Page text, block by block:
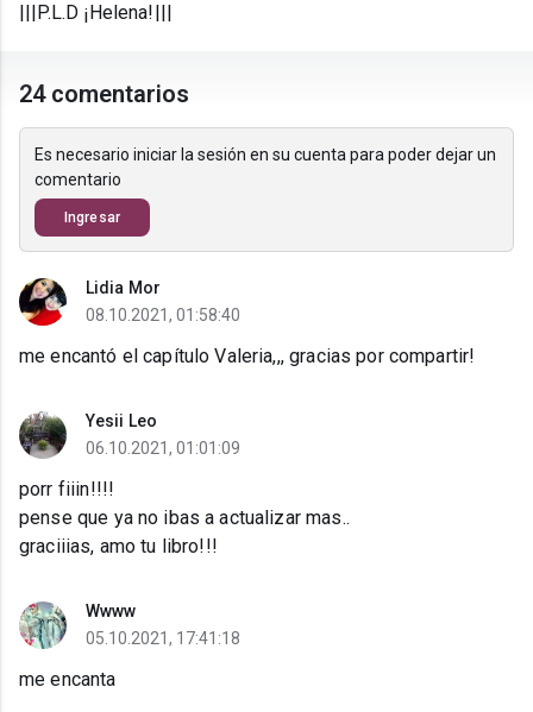
|||P.L.D ¡Helena!|||
24 comentarios
Es necesario iniciar la sesión en su cuenta para poder dejar un
comentario
Ingresar
Lidia Mor
08.10.2021, 01:58:40
me encantó el capítulo Valeria,,, gracias por compartir!
Yesii Leo
06.10.2021, 01:01:09
porr fiiin!!!!
pense que ya no ibas a actualizar mas..
graciiias, amo tu libro!!!
Wwww
05.10.2021, 17:41:18
me encanta